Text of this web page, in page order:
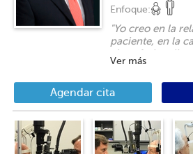
Enfoque:
"Yo creo en la
paciente, en la
el profesionalismo
Ver más
Agendar cita